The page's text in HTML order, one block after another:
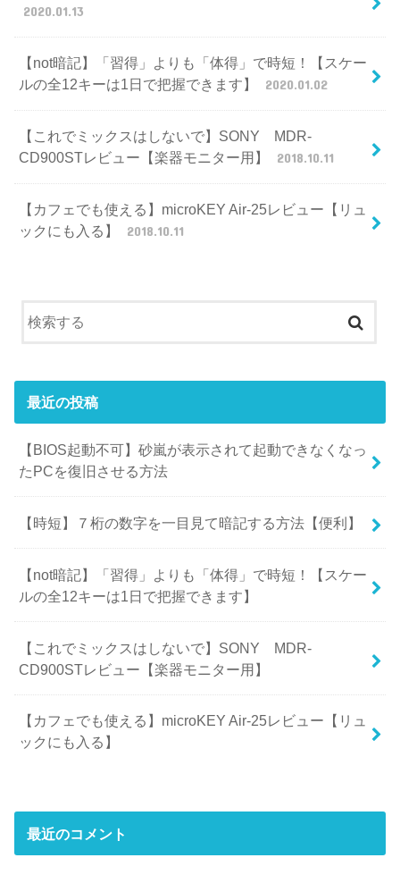
2020.01.13
【not暗記】「習得」よりも「体得」で時短！【スケー
ルの全12キーは1日で把握できます】
2020.01.02
【これでミックスはしないで】SONY MDR-
CD900STレビュー【楽器モニター用】
2018.10.11
【カフェでも使える】microKEY Air-25レビュー【リュ
ックにも入る】
2018.10.11
最近の投稿
【BIOS起動不可】砂嵐が表示されて起動できなくなっ
たPCを復旧させる方法
【時短】７桁の数字を一目見て暗記する方法【便利】
【not暗記】「習得」よりも「体得」で時短！【スケー
ルの全12キーは1日で把握できます】
【これでミックスはしないで】SONY MDR-
CD900STレビュー【楽器モニター用】
【カフェでも使える】microKEY Air-25レビュー【リュ
ックにも入る】
最近のコメント